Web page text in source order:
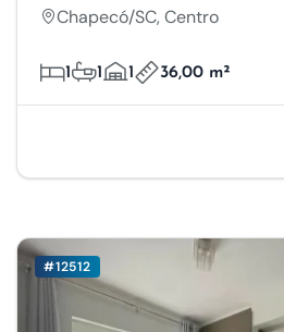
Chapecó/SC, Centro
1 1 1 36,00 m²
#12512